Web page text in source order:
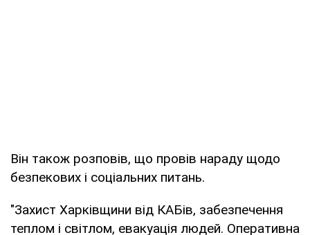
Він також розповів, що провів нараду щодо
безпекових і соціальних питань.
"Захист Харківщини від КАБів, забезпечення
теплом і світлом, евакуація людей. Оперативна